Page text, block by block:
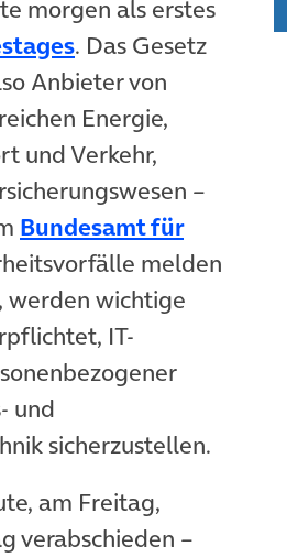
morgen als erstes
(öffnet in neuem
. Das Gesetz
Anbieter von
Energie,
und Verkehr,
–
Bundesamt für
Tab)
melden
werden wichtige
IT-
und
sicherzustellen.
am Freitag,
verabschieden –